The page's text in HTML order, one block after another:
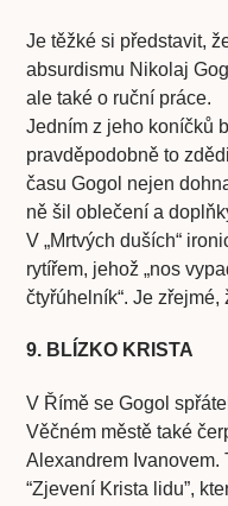
Je těžké si představit,
absurdismu Nikolaj
ale také o ruční práce.
Jedním z jeho koníčků
pravděpodobně to
času Gogol nejen
ně šil oblečení a
V „Mrtvých duších“
rytířem, jehož „nos
čtyřúhelník“. Je
9. BLÍZKO KRISTA
V Římě se Gogol
Věčném městě také
Alexandrem Ivanovem.
“Zjevení Krista lidu”,